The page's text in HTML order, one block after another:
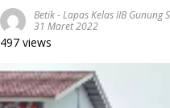
Betik-Lapas Kelas IIB Gunung
31 Maret 2022
497 views